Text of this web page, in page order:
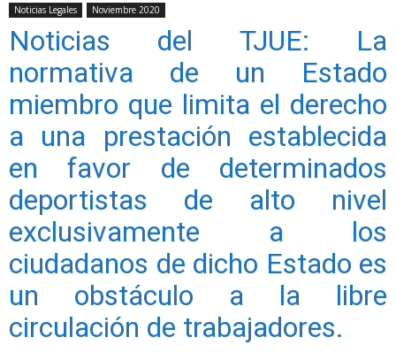
Noticias Legales Noviembre 2020
Noticias del TJUE: La
normativa de un Estado
miembro que limita el derecho
a una prestación establecida
en favor de determinados
deportistas de alto nivel
exclusivamente a los
ciudadanos de dicho Estado es
un obstáculo a la libre
circulación de trabajadores.